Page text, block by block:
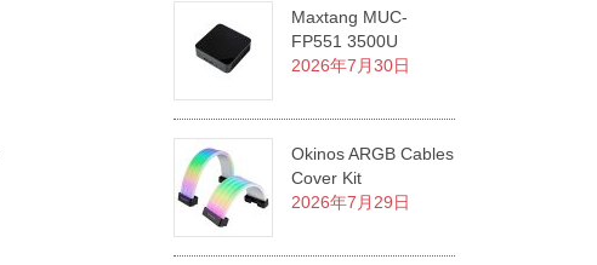
Maxtang MUC-
FP551 3500U
2026年7月30日
Okinos ARGB Cables
Cover Kit
2026年7月29日